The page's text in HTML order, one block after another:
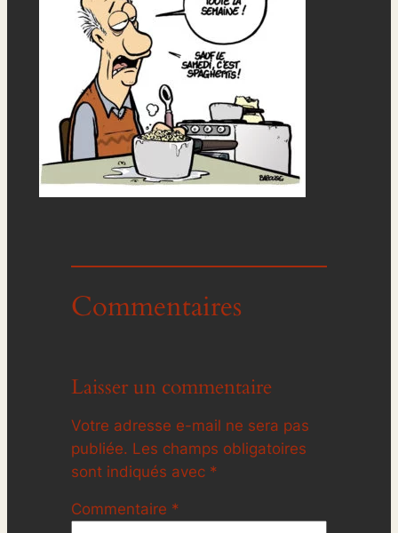
Commentaires
Laisser un commentaire
Votre adresse e-mail ne sera pas
publiée. Les champs obligatoires
sont indiqués avec *
Commentaire *